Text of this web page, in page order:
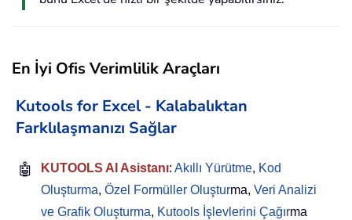
En İyi Ofis Verimlilik Araçları
Kutools for Excel - Kalabalıktan
Farklılaşmanızı Sağlar
🤖 KUTOOLS AI Asistanı: Akıllı Yürütme, Kod
Oluşturma, Özel Formüller Oluşturma, Veri Analizi
ve Grafik Oluşturma, Kutools İşlevlerini Çağırma